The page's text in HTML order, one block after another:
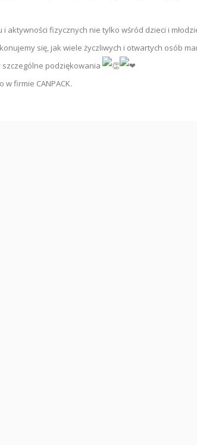
fizycznych nie tylko wśród dzieci i
się, jak wiele życzliwych i otwartych osób
podziękowania
firmie CANPACK.